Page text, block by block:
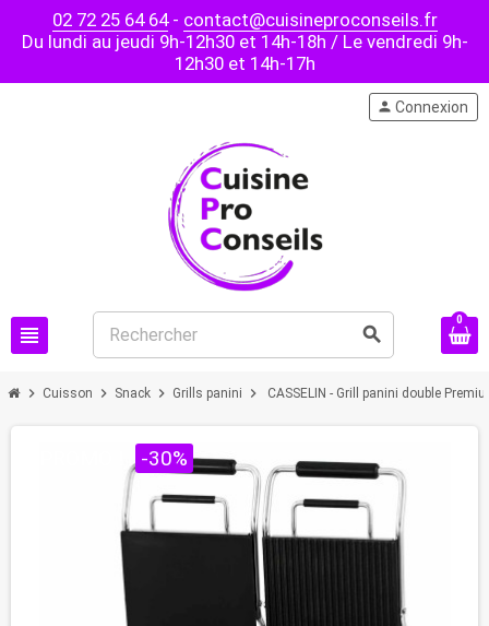
02 72 25 64 64- contact@cuisineproconseils.fr
Du lundi au jeudi 9h-12h30 et 14h-18h / Le vendredi 9h-
12h30 et 14h-17h
view_headline search
person Connexion
0
chevron_right Cuisson chevron_right Snack chevron_right Grills panini chevron_right CASSELIN - Grill panini double
-30%